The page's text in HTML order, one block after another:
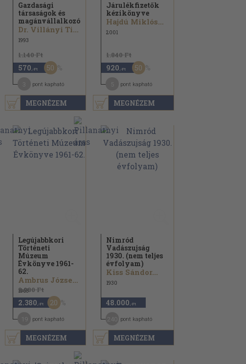
MEGNÉZEM
Gazdasági
társaságok és
magánvállalkozók...
Dr. Villányi Tiborné...
1993
1.140 Ft
570 ,-Ft 50
pont kapható
MEGNÉZEM
Járulékfizetők
kézikönyve
Hajdú Miklósné...
2001
1.840 Ft
920 ,-Ft 50
pont kapható
MEGNÉZEM
Legújabbkori
Történeti
Múzeum
Évkönyve 1961-
62.
Ambrus József...
1963
2.980 Ft
2.380 ,-Ft 20
pont kapható
MEGNÉZEM
Nimród
Vadászujság
1930. (nem teljes
évfolyam)
Kiss Sándor...
1930
48.000 ,-Ft
pont kapható